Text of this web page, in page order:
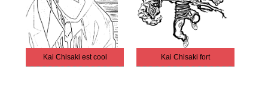
Kai Chisaki est cool Kai Chisaki fort